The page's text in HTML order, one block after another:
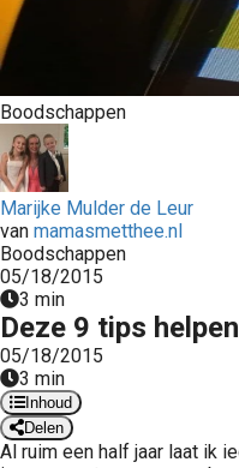
Boodschappen
Marijke Mulder de Leur
van mamasmetthee.nl
Boodschappen
05/18/2015
3 min
Deze 9 tips
05/18/2015
3 min
Inhoud
Delen
Al ruim een half jaar laat ik
de
Hierdoor
van